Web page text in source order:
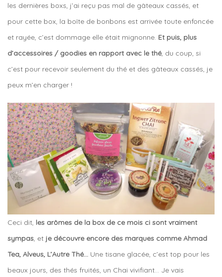
les dernières boxs, j’ai reçu pas mal de gâteaux cassés, et
pour cette box, la boîte de bonbons est arrivée toute enfoncée
et rayée, c’est dommage elle était mignonne. Et puis, plus
d’accessoires / goodies en rapport avec le thé, du coup, si
c’est pour recevoir seulement du thé et des gâteaux cassés, je
peux m’en charger !
Ceci dit, les arômes de la box de ce mois ci sont vraiment
sympas, et je découvre encore des marques comme Ahmad
Tea, Alveus, L’Autre Thé… Une tisane glacée, c’est top pour les
beaux jours, des thés fruités, un Chai vivifiant… Je vais